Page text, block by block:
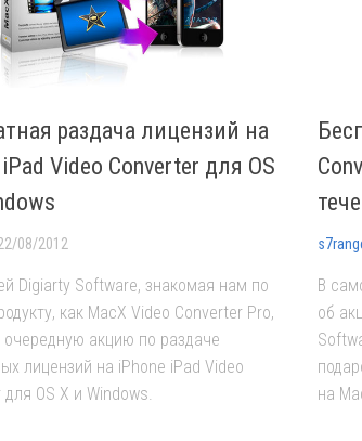
раздача лицензий на
Video Converter для OS
08/2012
Digiarty Software, знакомая нам по
как MacX Video Converter Pro,
очередную акцию по раздаче
лицензий на iPhone iPad Video
OS X и Windows.
В
об
на